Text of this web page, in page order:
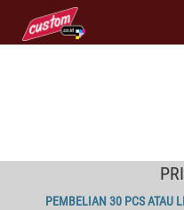
PEMBELIAN 30 PCS ATAU